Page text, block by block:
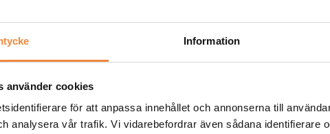
Information
använder cookies
för att anpassa innehållet och annonserna till
analysera vår trafik. Vi vidarebefordrar även sådana identifierare